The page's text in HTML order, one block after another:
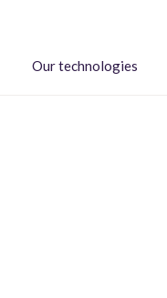
Our technologies